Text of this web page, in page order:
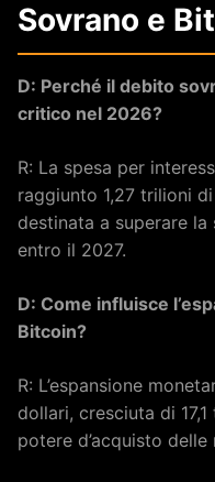
Sovrano e
D: Perché il debito
critico nel 2026?
R: La spesa per
raggiunto 1,27 trilioni
destinata a superare
entro il 2027.
D: Come influisce
Bitcoin?
R: L’espansione
dollari, cresciuta di
potere d’acquisto